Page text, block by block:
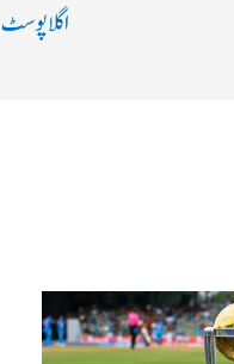
اگلا پوسٹ